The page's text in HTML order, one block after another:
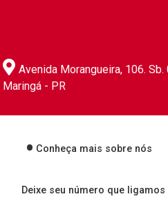
Avenida Morangueira, 106.
Maringá - PR
Conheça mais sobre nós
Deixe seu número que ligamos